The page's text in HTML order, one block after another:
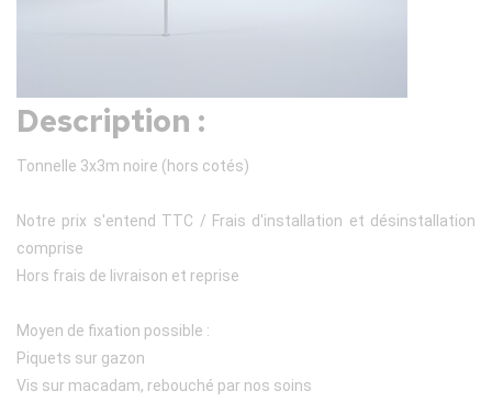
Description :
Tonnelle 3x3m noire (hors cotés)
Notre prix s'entend TTC / Frais d'installation et désinstallation
comprise
Hors frais de livraison et reprise
Moyen de fixation possible :
Piquets sur gazon
Vis sur macadam, rebouché par nos soins